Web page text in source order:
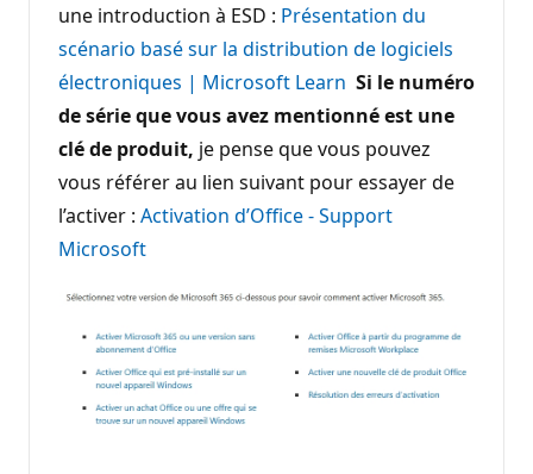
une introduction à ESD : Présentation du
scénario basé sur la distribution de logiciels
électroniques | Microsoft Learn Si le numéro
de série que vous avez mentionné est une
clé de produit, je pense que vous pouvez
vous référer au lien suivant pour essayer de
l’activer : Activation d’Office - Support
Microsoft